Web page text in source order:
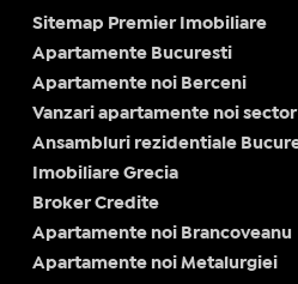
Sitemap Premier Imobiliare
Apartamente Bucuresti
Apartamente noi Berceni
Vanzari apartamente noi sector
Ansambluri rezidentiale
Imobiliare Grecia
Broker Credite
Apartamente noi Brancoveanu
Apartamente noi Metalurgiei